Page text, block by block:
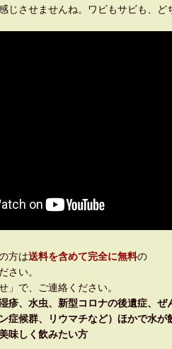
じさせませんね。ワビもサビも、ど
方は送料を含めて完全に無料の
さい。
」で、ご連絡ください。
疹、水虫、新型コロナの後遺症、ぜ
症候群、リウマチなど）ほかで水
味しく飲みたい方